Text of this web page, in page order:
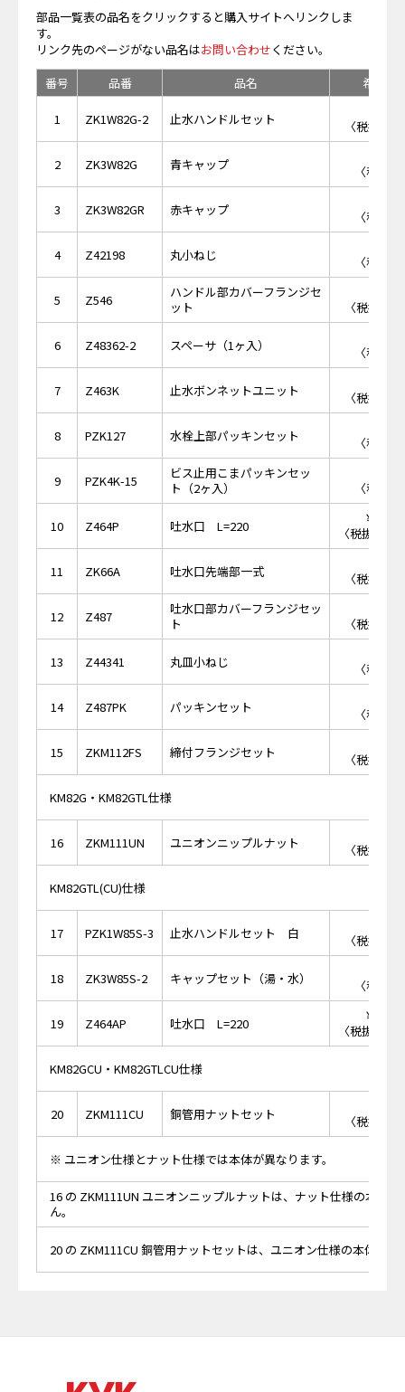
部品一覧表の品名をクリックすると購入サイトへリンクしま
す。
リンク先のページがない品名はお問い合わせください。
番号
品番 品名 希望小
1 ZK1W82G-2 止水ハンドルセット
〈税抜価
2 ZK3W82G 青キャップ
〈税抜
3 ZK3W82GR 赤キャップ
〈税抜
4 Z42198 丸小ねじ
〈税抜
5 Z546
ハンドル部カバーフランジセ
ット
〈税抜価
6 Z48362-2 スペーサ（1ヶ入）
〈税抜
7 Z463K 止水ボンネットユニット
〈税抜価
8 PZK127 水栓上部パッキンセット
〈税抜
9 PZK4K-15
ビス止用こまパッキンセッ
ト（2ヶ入）
〈税抜
10 Z464P 吐水口 L=220
￥
〈税抜価格
11 ZK66A 吐水口先端部一式
〈税抜価
12 Z487
吐水口部カバーフランジセッ
ト
〈税抜価
13 Z44341 丸皿小ねじ
〈税抜
14 Z487PK パッキンセット
〈税抜
15 ZKM112FS 締付フランジセット
〈税抜価
KM82G・KM82GTL仕様
16 ZKM111UN ユニオンニップルナット
〈税抜価
KM82GTL(CU)仕様
17 PZK1W85S-3 止水ハンドルセット 白
〈税抜価
18 ZK3W85S-2 キャップセット（湯・水）
〈税抜
19 Z464AP 吐水口 L=220
￥
〈税抜価格
KM82GCU・KM82GTLCU仕様
20 ZKM111CU 銅管用ナットセット
〈税抜価
※ ユニオン仕様とナット仕様では本体が異なります。
16 の ZKM111UN ユニオンニップルナットは、ナット仕様の本体
ん。
20 の ZKM111CU 銅管用ナットセットは、ユニオン仕様の本体に